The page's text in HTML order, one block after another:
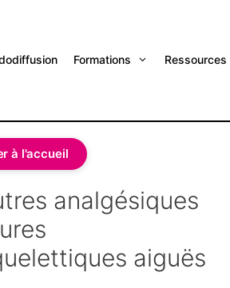
Formations Ressources
à l'accueil
analgésiques
aiguës